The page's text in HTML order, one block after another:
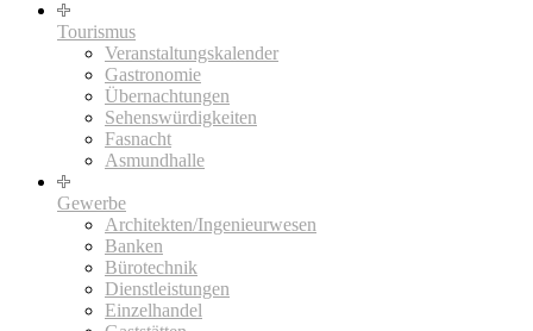
Tourismus
Veranstaltungskalender
Gastronomie
Übernachtungen
Sehenswürdigkeiten
Fasnacht
Asmundhalle
Gewerbe
Architekten/Ingenieurwesen
Banken
Bürotechnik
Dienstleistungen
Einzelhandel